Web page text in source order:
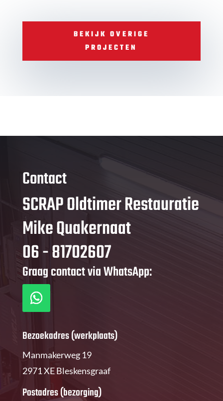
BEKIJK OVERIGE
PROJECTEN
Contact
SCRAP Oldtimer Restauratie
Mike Quakernaat
06 - 81702607
Graag contact via WhatsApp:
Bezoekadres (werkplaats)
Manmakerweg 19
2971 XE Bleskensgraaf
Postadres (bezorging)